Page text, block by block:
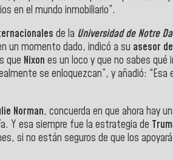
en el mundo inmobiliario”.
de la Universidad de Notre
un momento dado, indicó a su asesor
que Nixon es un loco y que no sabes qué
se enloquezcan”, y añadió: “Esa
Norman, concuerda en que ahora hay
Y esa siempre fue la estrategia de
si no están seguros de que los